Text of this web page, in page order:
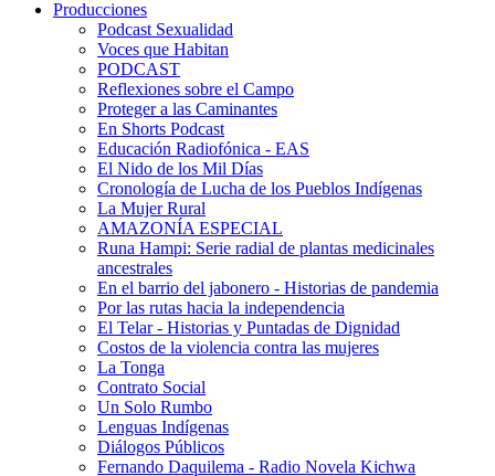
Producciones
Podcast Sexualidad
Voces que Habitan
PODCAST
Reflexiones sobre el Campo
Proteger a las Caminantes
En Shorts Podcast
Educación Radiofónica - EAS
El Nido de los Mil Días
Cronología de Lucha de los Pueblos Indígenas
La Mujer Rural
AMAZONÍA ESPECIAL
Runa Hampi: Serie radial de plantas medicinales
ancestrales
En el barrio del jabonero - Historias de pandemia
Por las rutas hacia la independencia
El Telar - Historias y Puntadas de Dignidad
Costos de la violencia contra las mujeres
La Tonga
Contrato Social
Un Solo Rumbo
Lenguas Indígenas
Diálogos Públicos
Fernando Daquilema - Radio Novela Kichwa